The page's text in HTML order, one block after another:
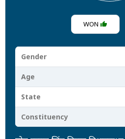
WON
Gender
Age
State
Constituency